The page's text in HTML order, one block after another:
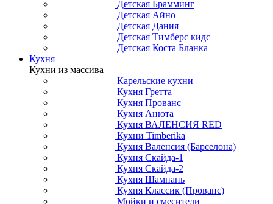
Детская Брамминг
Детская Айно
Детская Дания
Детская Тимберс кидс
Детская Коста Бланка
Кухня
Кухни из массива
Карельские кухни
Кухня Гретта
Кухня Прованс
Кухня Анюта
Кухня ВАЛЕНСИЯ RED
Кухни Timberika
Кухня Валенсия (Барселона)
Кухня Скайда-1
Кухня Скайда-2
Кухня Шампань
Кухня Классик (Прованс)
Мойки и смесители